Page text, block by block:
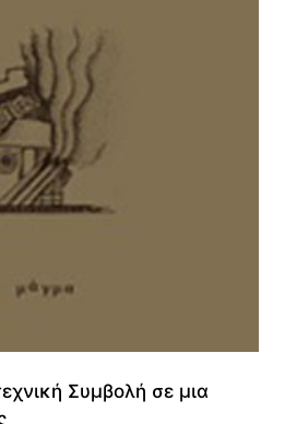
Συμβολή σε μια